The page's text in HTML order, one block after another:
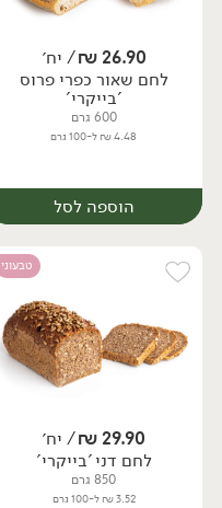
יח׳
26.90
₪/ יח׳
לחם שאור כפרי פרוס
'בייקרי'
600 גרם
4.48 ₪ ל-100 גרם
הוספה לסל
יח׳
טבעוני
29.90
₪/ יח׳
לחם דני 'בייקרי'
850 גרם
3.52 ₪ ל-100 גרם